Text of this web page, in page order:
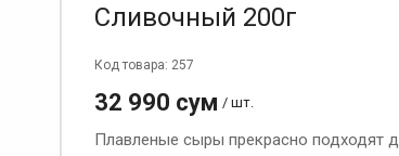
Сливочный 200г
Код товара: 257
32 990 сум / шт.
Плавленые сыры прекрасно подходят